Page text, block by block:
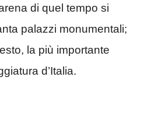
di quel tempo si
palazzi monumentali;
la più importante
d’Italia.